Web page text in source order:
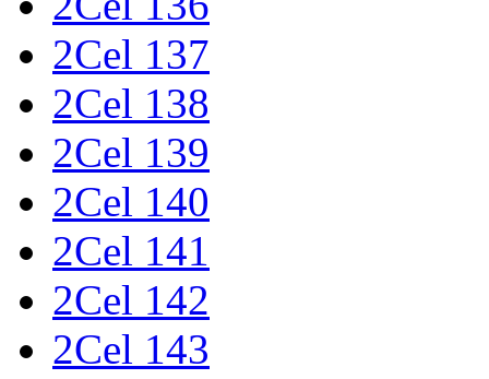
2Cel 137
2Cel 138
2Cel 139
2Cel 140
2Cel 141
2Cel 142
2Cel 143